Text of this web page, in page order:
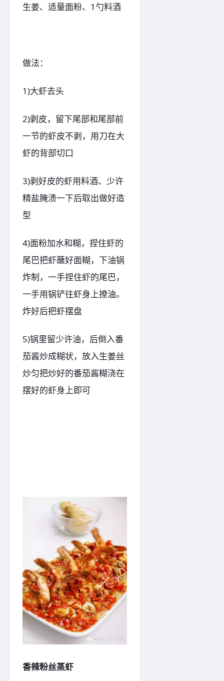
生姜、适量面粉、1勺料酒
做法：
1)大虾去头
2)剥皮，留下尾部和尾部前
一节的虾皮不剥，用刀在大
虾的背部切口
3)剥好皮的虾用料酒、少许
精盐腌渍一下后取出做好造
型
4)面粉加水和糊，捏住虾的
尾巴把虾蘸好面糊，下油锅
炸制，一手捏住虾的尾巴，
一手用锅铲往虾身上撩油。
炸好后把虾摆盘
5)锅里留少许油，后倒入番
茄酱炒成糊状，放入生姜丝
炒匀把炒好的番茄酱糊浇在
摆好的虾身上即可
香辣粉丝蒸虾